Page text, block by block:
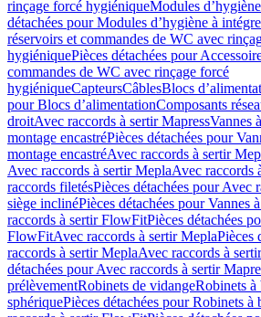
rinçage forcé hygiéniqueModules
détachées pour Modules d’hygiène à
réservoirs et commandes de WC avec
hygiéniquePièces détachées pour
commandes de WC avec rinçage forcé
hygiéniqueCapteursCâblesBlocs
pour Blocs d’alimentationComposants
droitAvec raccords à sertir MapressVannes
montage encastréPièces détachées pour
montage encastréAvec raccords à sertir
Avec raccords à sertir MeplaAvec raccords
raccords filetésPièces détachées pour Avec
siège inclinéPièces détachées pour Vannes
raccords à sertir FlowFitPièces détachées
FlowFitAvec raccords à sertir MeplaPièces
raccords à sertir MeplaAvec raccords à
détachées pour Avec raccords à sertir
prélèvementRobinets de vidangeRobinets à
sphériquePièces détachées pour Robinets à